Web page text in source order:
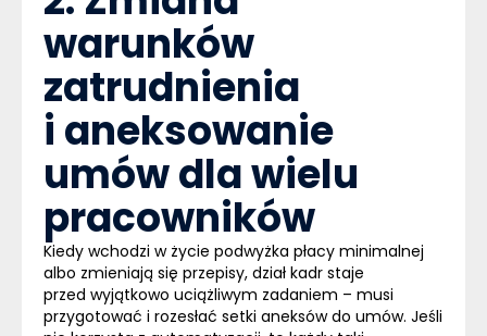
warunków
zatrudnienia
i aneksowanie
umów dla wielu
pracowników
Kiedy wchodzi w życie podwyżka płacy minimalnej
albo zmieniają się przepisy, dział kadr staje
przed wyjątkowo uciążliwym zadaniem – musi
przygotować i rozesłać setki aneksów do umów. Jeśli